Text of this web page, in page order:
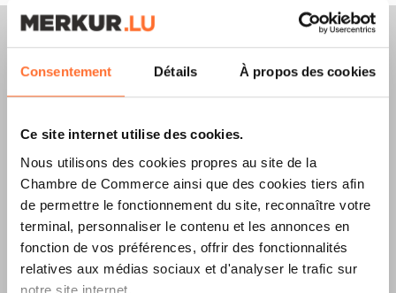
Consentement Détails À propos des cookies
Ce site internet utilise des cookies.
Nous utilisons des cookies propres au site de la
Chambre de Commerce ainsi que des cookies tiers afin
de permettre le fonctionnement du site, reconnaître votre
terminal, personnaliser le contenu et les annonces en
fonction de vos préférences, offrir des fonctionnalités
relatives aux médias sociaux et d'analyser le trafic sur
notre site internet.
Merkur Magazine
L’ÉDITIONÉTÉ
2026EST
DISPONIBLE !